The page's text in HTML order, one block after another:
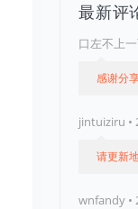
最新评
口左不上
感谢分
jintuiziru •
请更新
wnfandy •